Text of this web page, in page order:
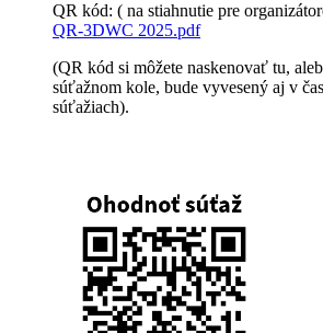
QR kód: ( na stiahnutie pre
QR-3DWC 2025.pdf
(QR kód si môžete naskenovať tu,
súťažnom kole, bude vyvesený aj v
súťažiach).